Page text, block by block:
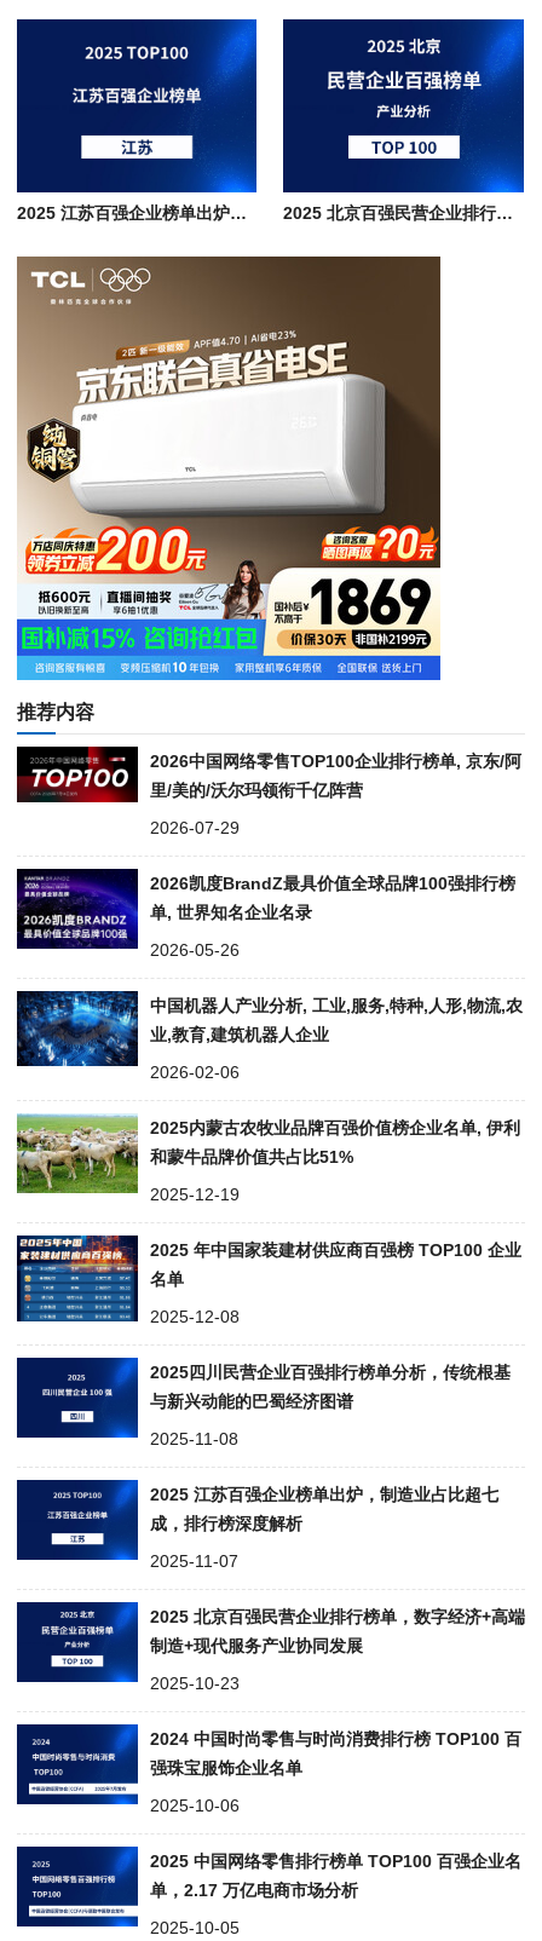
2025 江苏百强企业榜单出炉，制造业占比超七成，排行榜深度解析 2025 北京百强民营企业排行榜单，数字经济+高端制造+现代服务产业协同发展
推荐内容
2026中国网络零售TOP100企业排行榜单, 京东/阿
里/美的/沃尔玛领衔千亿阵营
2026-07-29
2026凯度BrandZ最具价值全球品牌100强排行榜
单, 世界知名企业名录
2026-05-26
中国机器人产业分析, 工业,服务,特种,人形,物流,农
业,教育,建筑机器人企业
2026-02-06
2025内蒙古农牧业品牌百强价值榜企业名单, 伊利
和蒙牛品牌价值共占比51%
2025-12-19
2025 年中国家装建材供应商百强榜 TOP100 企业
名单
2025-12-08
2025四川民营企业百强排行榜单分析，传统根基
与新兴动能的巴蜀经济图谱
2025-11-08
2025 江苏百强企业榜单出炉，制造业占比超七
成，排行榜深度解析
2025-11-07
2025 北京百强民营企业排行榜单，数字经济+高端
制造+现代服务产业协同发展
2025-10-23
2024 中国时尚零售与时尚消费排行榜 TOP100 百
强珠宝服饰企业名单
2025-10-06
2025 中国网络零售排行榜单 TOP100 百强企业名
单，2.17 万亿电商市场分析
2025-10-05